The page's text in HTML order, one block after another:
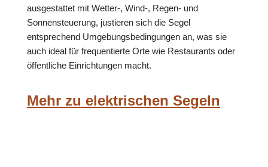
ausgestattet mit Wetter-, Wind-, Regen- und
Sonnensteuerung, justieren sich die Segel
entsprechend Umgebungsbedingungen an, was sie
auch ideal für frequentierte Orte wie Restaurants oder
öffentliche Einrichtungen macht.
Mehr zu elektrischen Segeln